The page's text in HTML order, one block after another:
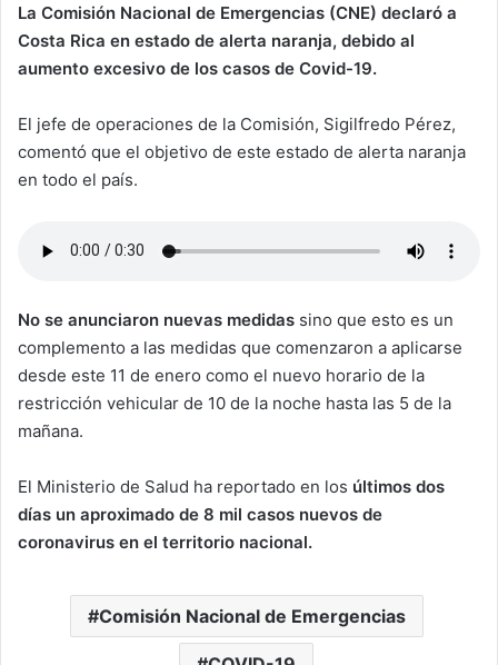
La Comisión Nacional de Emergencias (CNE) declaró a
Costa Rica en estado de alerta naranja, debido al
aumento excesivo de los casos de Covid-19.
El jefe de operaciones de la Comisión, Sigilfredo Pérez,
comentó que el objetivo de este estado de alerta naranja
en todo el país.
No se anunciaron nuevas medidas sino que esto es un
complemento a las medidas que comenzaron a aplicarse
desde este 11 de enero como el nuevo horario de la
restricción vehicular de 10 de la noche hasta las 5 de la
mañana.
El Ministerio de Salud ha reportado en los últimos dos
días un aproximado de 8 mil casos nuevos de
coronavirus en el territorio nacional.
Comisión Nacional de Emergencias